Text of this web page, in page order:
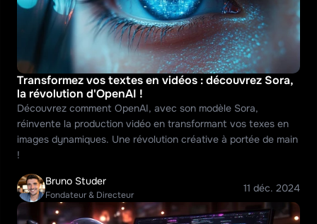
Transformez vos textes en vidéos : découvrez Sora,
la révolution d'OpenAI !
Découvrez comment OpenAI, avec son modèle Sora,
réinvente la production vidéo en transformant vos texes en
images dynamiques. Une révolution créative à portée de main
!
Bruno Studer
Fondateur & Directeur
11 déc. 2024